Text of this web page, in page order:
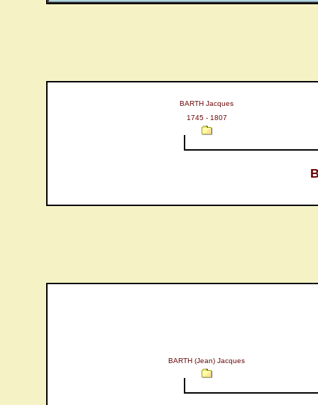
BARTH Jacques
1745 - 1807
BARTH (Jean) Jacques